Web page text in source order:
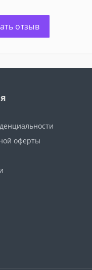
отзыв
оферты